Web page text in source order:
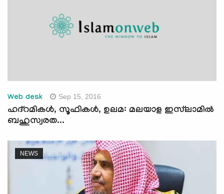
Web desk Sep 15, 2016
ഹദ്‌റമികള്‍, സൂഫികള്‍, ഉലമ: മലയാള ഇസ്‌ലാമില്‍
ബഹുസ്വരത...
NEWS